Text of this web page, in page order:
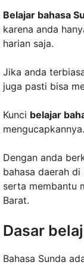
Belajar bahasa
karena anda
harian saja.
Jika anda
juga pasti bisa
Kunci belajar
mengucapkannya.
Dengan anda
bahasa daerah
serta membantu
Barat.
Dasar
Bahasa Sunda